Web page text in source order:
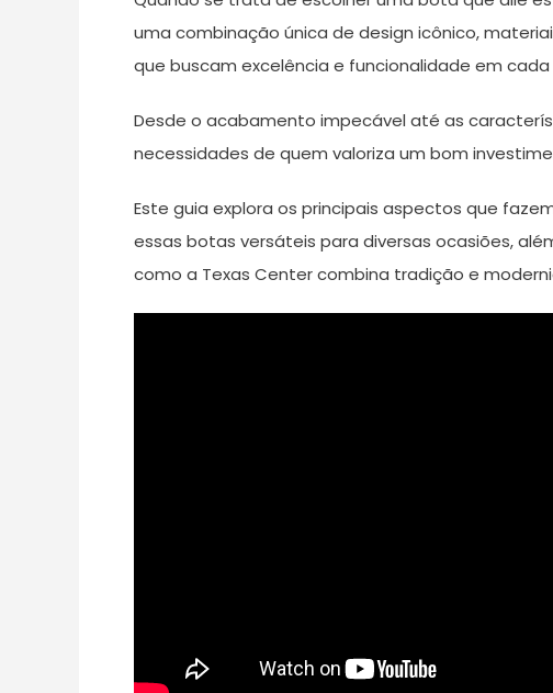
uma combinação única de design icônico,
que buscam excelência e funcionalidade em
Desde o acabamento impecável até as
necessidades de quem valoriza um bom
Este guia explora os principais aspectos que
essas botas versáteis para diversas ocasiões,
como a Texas Center combina tradição e